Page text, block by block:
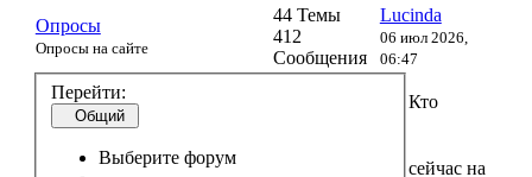
Опросы
Опросы на сайте
44 Темы
412
Сообщения
Lucinda
06 июл 2026,
06:47
Перейти:
Общий
Выберите форум
Кто
сейчас на